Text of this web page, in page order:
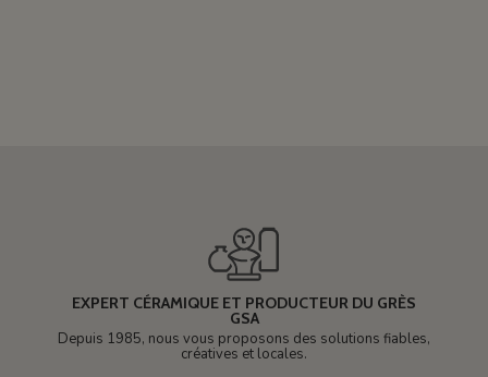
EXPERT CÉRAMIQUE ET PRODUCTEUR DU GRÈS
GSA
Depuis 1985, nous vous proposons des solutions fiables,
créatives et locales.